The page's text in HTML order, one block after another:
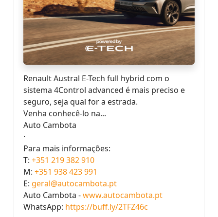
Renault Austral E-Tech full hybrid com o
sistema 4Control advanced é mais preciso e
seguro, seja qual for a estrada.
Venha conhecê-lo na...
Auto Cambota
·
Para mais informações:
T: +351 219 382 910
M: +351 938 423 991
E: geral@autocambota.pt
Auto Cambota -www.autocambota.pt
WhatsApp: https://buff.ly/2TFZ46c